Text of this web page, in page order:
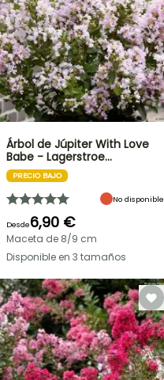
Árbol de Júpiter With Love
Babe - Lagerstroe…
PRECIO BAJO
No disponible
Desde6,90 €
Maceta de 8/9 cm
Disponible en 3 tamaños